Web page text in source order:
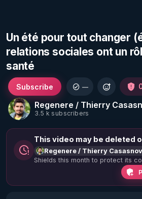
Un été pour tout changer
relations sociales ont un
santé
Regenere / Thierry
3.5 k subscribers
Subscribe —
This video may be deleted
Regenere / Thierry
Shields this month to protect its